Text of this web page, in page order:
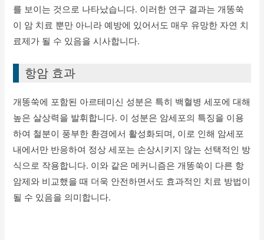
를 보이는 것으로 나타났습니다. 이러한 연구 결과는 개똥쑥
이 암 치료 뿐만 아니라 예방에 있어서도 매우 유망한 자연 치
료제가 될 수 있음을 시사합니다.
항암 효과
개똥쑥에 포함된 아르테미신 성분은 특히 백혈병 세포에 대해
높은 살상력을 발휘합니다. 이 성분은 암세포의 특징을 이용
하여 철분이 풍부한 환경에서 활성화되며, 이로 인해 암세포
내에서만 반응하여 정상 세포는 손상시키지 않는 선택적인 방
식으로 작용합니다. 이와 같은 메커니즘은 개똥쑥이 다른 항
암제와 비교했을 때 더욱 안전하면서도 효과적인 치료 방법이
될 수 있음을 의미합니다.